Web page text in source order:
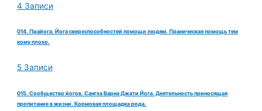
4 Записи
014. Прайога. Йога сверхспособностей помощи людям. Праническая помощь тем
кому плохо.
5 Записи
015. Сообщество йогов. Сангха Варна Джати Йога. Деятельность приносящая
пропитание в жизни. Кормовая площадка рода.